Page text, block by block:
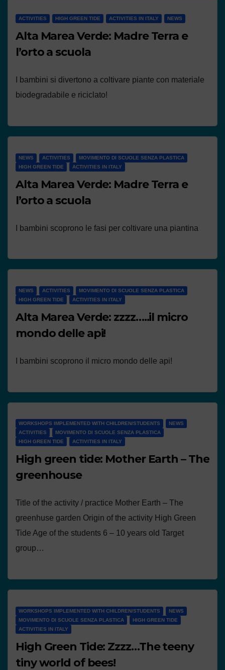
ACTIVITIES HIGH GREEN TIDE ACTIVITIES IN ITALY NEWS
Alta Marea Verde: Madre Terra e
l’orto a scuola
I bambini si divertono a coltivare piante con materiale
biodegradabile e riciclato!
NEWS ACTIVITIES
MOVIMENTO DI SCUOLE SENZA PLASTICA
HIGH GREEN TIDE
ACTIVITIES IN ITALY
Alta Marea Verde: Madre Terra e
l’orto a scuola
I bambini scoprono le fasi per coltivare una piantina
NEWS ACTIVITIES
MOVIMENTO DI SCUOLE SENZA PLASTICA
HIGH GREEN TIDE
ACTIVITIES IN ITALY
Alta Marea Verde: zzzz…..il micro
mondo delle api!
I bambini scoprono il micro mondo delle api!
WORKSHOPS IMPLEMENTED WITH CHILDREN/STUDENTS
NEWS
ACTIVITIES
MOVIMENTO DI SCUOLE SENZA PLASTICA
HIGH GREEN TIDE
ACTIVITIES IN ITALY
High green tide: Mother Earth – The
greenhouse
Title of the activity / practice Mother Earth – The
greenhuse garden Origin of the activity High Green
Tide Age of the students 6 – 10 years old Target
group…
WORKSHOPS IMPLEMENTED WITH CHILDREN/STUDENTS
NEWS
MOVIMENTO DI SCUOLE SENZA PLASTICA
HIGH GREEN TIDE
ACTIVITIES IN ITALY
High Green Tide: Zzzz…The teeny
tiny world of bees!